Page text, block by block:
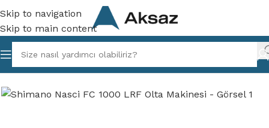
Skip to navigation
Skip to main content
Balıkçılık/ Olta Makineleri LRF & Spin Olta Makineleri